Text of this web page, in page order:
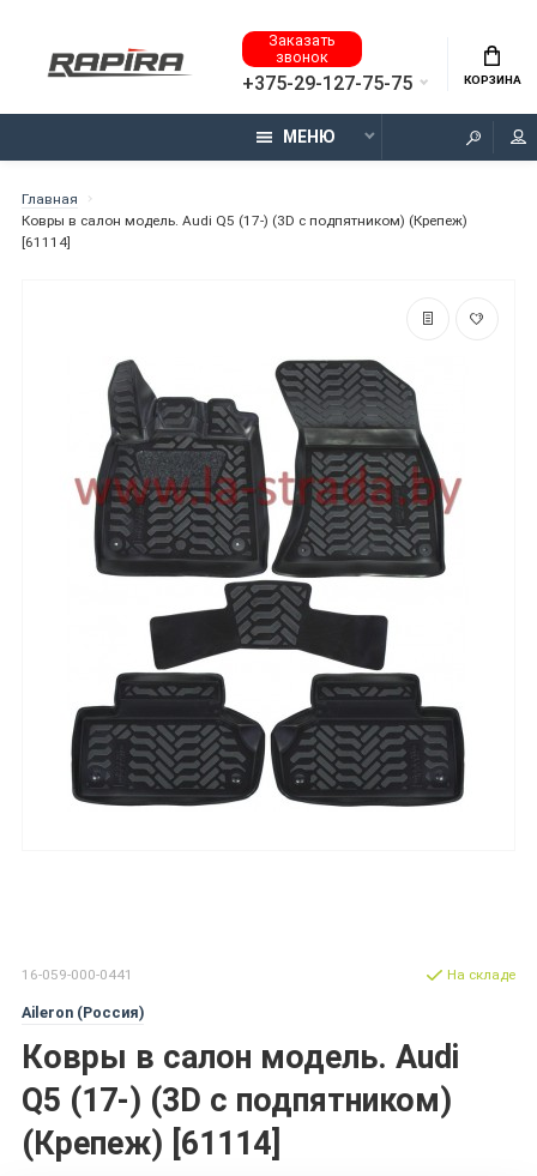
Заказать
звонок
+375-29-127-75-75 КОРЗИНА
МЕНЮ
Главная
Ковры в салон модель. Audi Q5 (17-) (3D с подпятником) (Крепеж)
[61114]
16-059-000-0441
Aileron (Россия)
Ковры в салон модель. Audi
Q5 (17-) (3D с подпятником)
(Крепеж) [61114]
На складе